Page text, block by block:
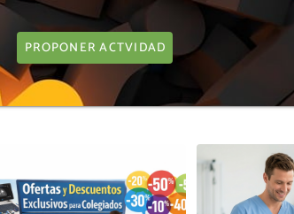
PROPONER ACTVIDAD